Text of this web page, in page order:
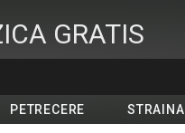
GRATIS
PETRECERE STRAINA